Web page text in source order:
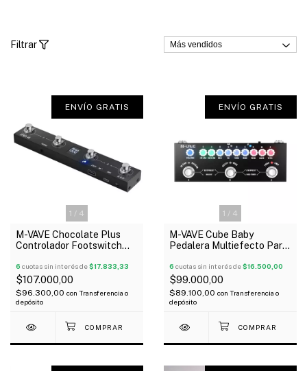
Filtrar
1 / 4
ENVÍO GRATIS
M-VAVE Chocolate Plus
Controlador Footswitch
6 cuotas sin interés de$17.833,33
$107.000,00
$96.300,00 con Transferencia o
depósito
1 / 4
ENVÍO GRATIS
M-VAVE Cube Baby
Pedalera Multiefecto Para
Amps Irs
6 cuotas sin interés de$16.500,00
$99.000,00
$89.100,00 con Transferencia o
depósito